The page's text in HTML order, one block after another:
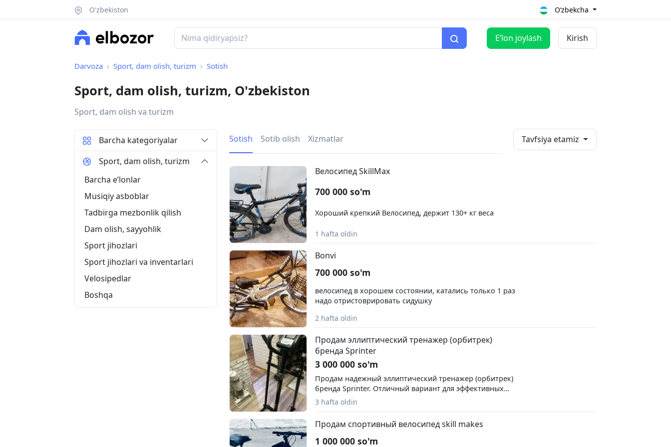
O'zbekiston O‘zbekcha
Eʼlon joylash Kirish
Darvoza Sport, dam olish, turizm Sotish
Sport, dam olish, turizm, O'zbekiston
Sport, dam olish va turizm
Sotish Sotib olish Xizmatlar Tavfsiya etamiz
Велосипед SkillMax
700 000 so'm
Хороший крепкий Велосипед, держит 130+ кг веса
1 hafta oldin
Bonvi
700 000 so'm
велосипед в хорошем состоянии, катались только 1 раз
надо отристоврировать сидушку
2 hafta oldin
Продам эллиптический тренажер (орбитрек)
бренда Sprinter
3 000 000 so'm
Продам надежный эллиптический тренажер (орбитрек)
бренда Sprinter. Отличный вариант для эффективных
домашних кардиотренировок, поддержания формы и
позвоночник .Основные характеристики и
преимущества: Комплексная тренировка:
одновременно задействует мышцы ног, ягодиц, рук,
3 hafta oldin
Продам спортивный велосипед skill makes
1 000 000 so'm
Barcha kategoriyalar
Sport, dam olish, turizm
Barcha eʼlonlar
Musiqiy asboblar
Tadbirga mezbonlik qilish
Dam olish, sayyohlik
Sport jihozlari
Sport jihozlari va inventarlari
Velosipedlar
Boshqa